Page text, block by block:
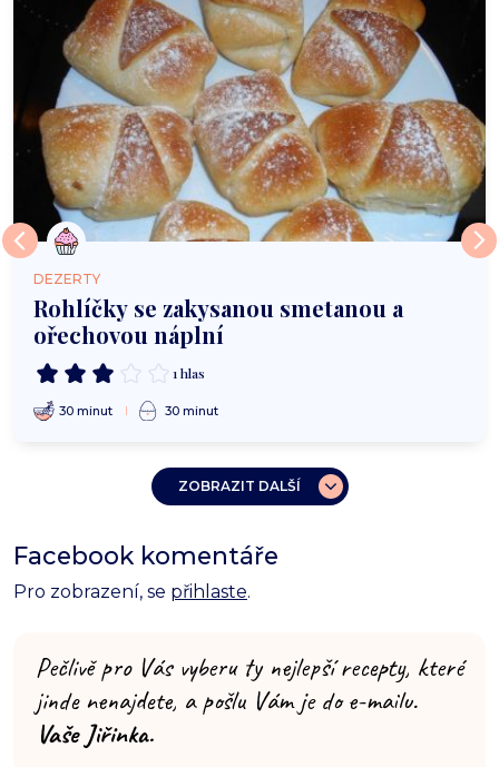
DEZERTY
Rohlíčky se zakysanou smetanou a
ořechovou náplní
1 hlas
30 minut 30 minut
ZOBRAZIT DALŠÍ
Facebook komentáře
Pro zobrazení, se přihlaste.
Pečlivě pro Vás vyberu ty nejlepší recepty, které
jinde nenajdete, a pošlu Vám je do e-mailu.
Vaše Jiřinka.